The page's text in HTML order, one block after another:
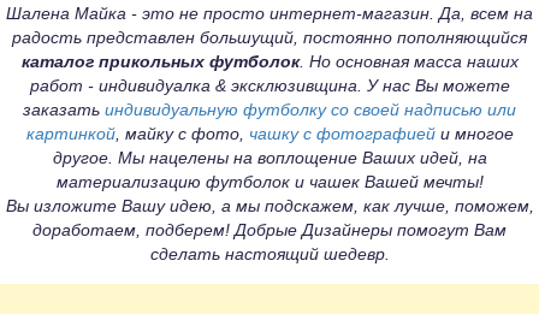
Шалена Майка - это не просто интернет-магазин. Да, всем на
радость представлен большущий, постоянно пополняющийся
каталог прикольных футболок. Но основная масса наших
работ - индивидуалка & эксклюзивщина. У нас Вы можете
заказать индивидуальную футболку со своей надписью или
картинкой, майку с фото, чашку с фотографиейи многое
другое. Мы нацелены на воплощение Ваших идей, на
материализацию футболок и чашек Вашей мечты!
Вы изложите Вашу идею, а мы подскажем, как лучше, поможем,
доработаем, подберем! Добрые Дизайнеры помогут Вам
сделать настоящий шедевр.